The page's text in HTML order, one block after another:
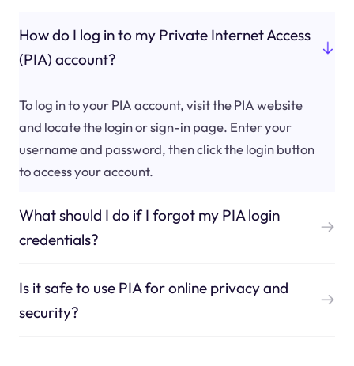
How do I log in to my Private Internet Access
(PIA) account?
To log in to your PIA account, visit the PIA website
and locate the login or sign-in page. Enter your
username and password, then click the login button
to access your account.
What should I do if I forgot my PIA login
credentials?
Is it safe to use PIA for online privacy and
security?